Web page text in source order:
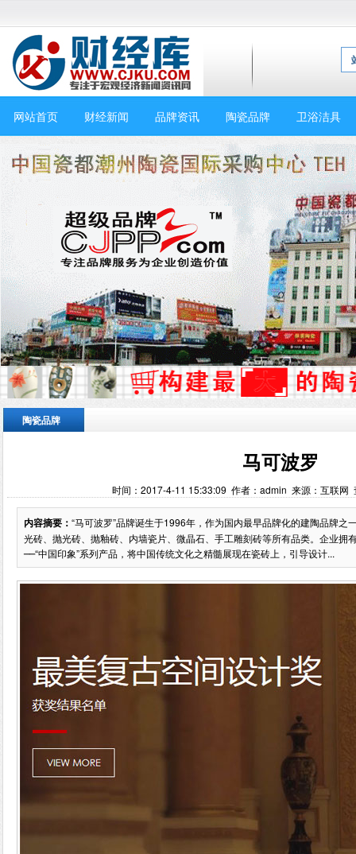
网站首页 财经新闻 品牌资讯 陶瓷品牌 卫浴洁具
陶瓷品牌
马可波罗
时间：2017-4-11 15:33:09 作者：admin 来源：互联网
内容摘要： “马可波罗”品牌诞生于1996年，作为国内最早品牌化的建陶品牌之
光砖、抛光砖、抛釉砖、内墙瓷片、微晶石、手工雕刻砖等所有品类。企业拥
──“中国印象”系列产品，将中国传统文化之精髓展现在瓷砖上，引导设计...